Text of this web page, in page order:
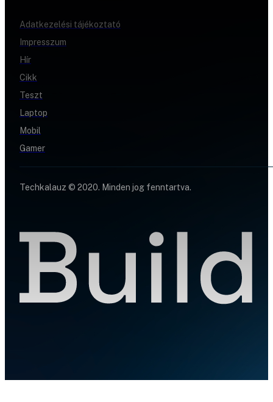
Adatkezelési tájékoztató
Impresszum
Hír
Cikk
Teszt
Laptop
Mobil
Gamer
Techkalauz © 2020. Minden jog fenntartva.